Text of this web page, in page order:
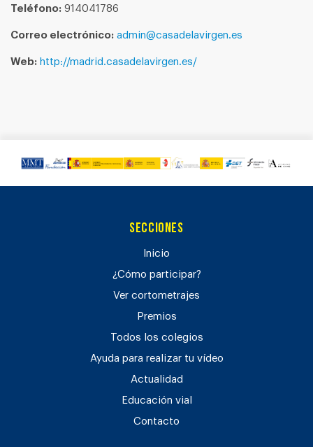
Teléfono: 914041786
Correo electrónico: admin@casadelavirgen.es
Web: http://madrid.casadelavirgen.es/
Secciones
Inicio
¿Cómo participar?
Ver cortometrajes
Premios
Todos los colegios
Ayuda para realizar tu vídeo
Actualidad
Educación vial
Contacto